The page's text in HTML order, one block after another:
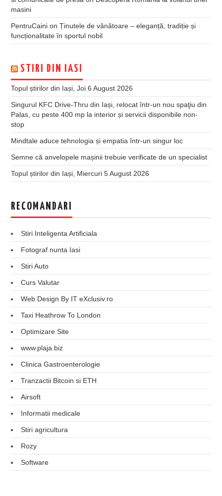
masini
PentruCaini onȚinutele de vânătoare – eleganță, tradiție și
funcționalitate în sportul nobil
STIRI DIN IASI
Topul știrilor din Iași, Joi 6 August 2026
Singurul KFC Drive-Thru din Iași, relocat într-un nou spaţiu din
Palas, cu peste 400 mp la interior și servicii disponibile non-
stop
Mindtale aduce tehnologia și empatia într-un singur loc
Semne că anvelopele mașinii trebuie verificate de un specialist
Topul știrilor din Iași, Miercuri 5 August 2026
RECOMANDARI
Stiri Inteligenta Artificiala
Fotograf nunta Iasi
Stiri Auto
Curs Valutar
Web Design By IT eXclusiv.ro
Taxi Heathrow To London
Optimizare Site
www.plaja.biz
Clinica Gastroenterologie
Tranzactii Bitcoin si ETH
Airsoft
Informatii medicale
Stiri agricultura
Rozy
Software